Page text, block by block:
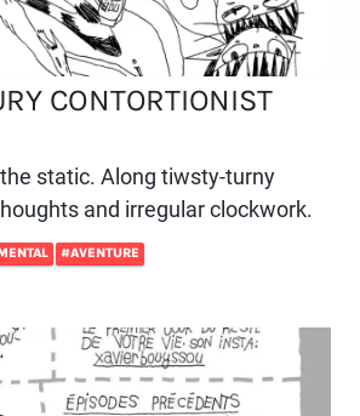
CONTORTIONIST
static. Along tiwsty-turny
and irregular clockwork.
#AVENTURE